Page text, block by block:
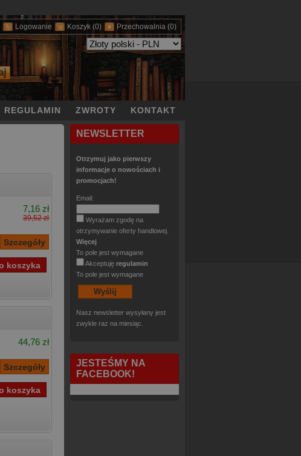
Logowanie Koszyk (0) Przechowalnia (0)
REGULAMIN ZWROTY KONTAKT
7,16 zł
39,52 zł
44,76 zł
NEWSLETTER
Otrzymuj jako pierwszy
informacje o nowościach i
promocjach!
Email:
Wyrażam zgodę na
otrzymywanie oferty handlowej.
Więcej
To pole jest wymagane
Akceptuję regulamin
To pole jest wymagane
Nasz newsletter wysyłany jest
zwykle raz na miesiąc.
JESTEŚMY NA
FACEBOOK!